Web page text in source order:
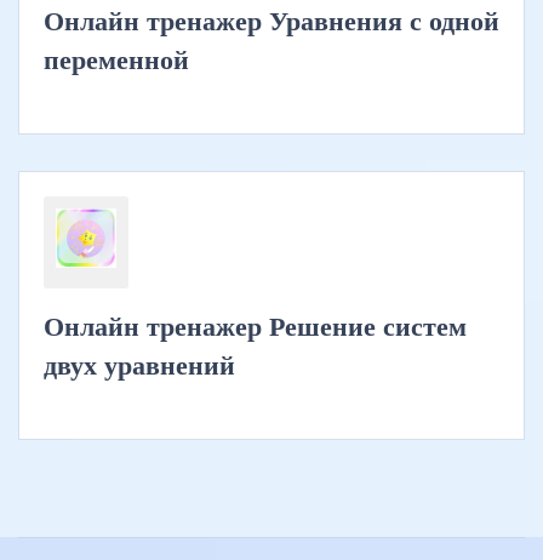
Онлайн тренажер Уравнения с одной
переменной
Онлайн тренажер Решение систем
двух уравнений